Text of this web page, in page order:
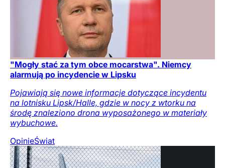
"Mogły stać za tym obce mocarstwa". Niemcy
alarmują po incydencie w Lipsku
Pojawiają się nowe informacje dotyczące incydentu
na lotnisku Lipsk/Halle, gdzie w nocy z wtorku na
środę znaleziono drona wyposażonego w materiały
wybuchowe.
OpinieŚwiat